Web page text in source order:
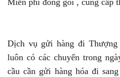
Miễn phí đóng gói , cung cấp
Dịch vụ gửi hàng đi
luôn có các chuyến trong
cầu cần gửi hàng hóa đi